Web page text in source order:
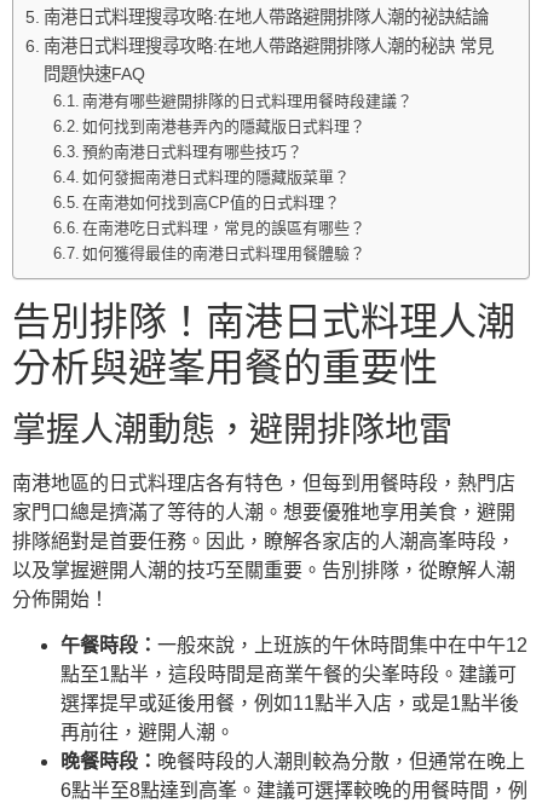
南港日式料理搜尋攻略:在地人帶路避開排隊人潮的祕訣結論
南港日式料理搜尋攻略:在地人帶路避開排隊人潮的秘訣 常見
問題快速FAQ
南港有哪些避開排隊的日式料理用餐時段建議？
如何找到南港巷弄內的隱藏版日式料理？
預約南港日式料理有哪些技巧？
如何發掘南港日式料理的隱藏版菜單？
在南港如何找到高CP值的日式料理？
在南港吃日式料理，常見的誤區有哪些？
如何獲得最佳的南港日式料理用餐體驗？
告別排隊！南港日式料理人潮
分析與避峯用餐的重要性
掌握人潮動態，避開排隊地雷
南港地區的日式料理店各有特色，但每到用餐時段，熱門店
家門口總是擠滿了等待的人潮。想要優雅地享用美食，避開
排隊絕對是首要任務。因此，瞭解各家店的人潮高峯時段，
以及掌握避開人潮的技巧至關重要。告別排隊，從瞭解人潮
分佈開始！
午餐時段： 一般來說，上班族的午休時間集中在中午12
點至1點半，這段時間是商業午餐的尖峯時段。建議可
選擇提早或延後用餐，例如11點半入店，或是1點半後
再前往，避開人潮。
晚餐時段： 晚餐時段的人潮則較為分散，但通常在晚上
6點半至8點達到高峯。建議可選擇較晚的用餐時間，例